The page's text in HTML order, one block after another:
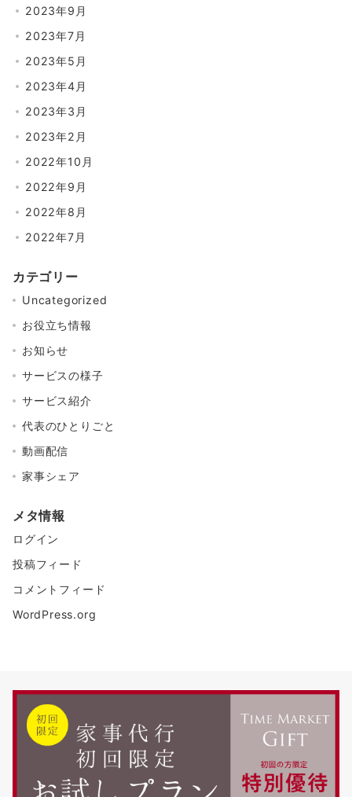
2023年9月
2023年7月
2023年5月
2023年4月
2023年3月
2023年2月
2022年10月
2022年9月
2022年8月
2022年7月
カテゴリー
Uncategorized
お役立ち情報
お知らせ
サービスの様子
サービス紹介
代表のひとりごと
動画配信
家事シェア
メタ情報
ログイン
投稿フィード
コメントフィード
WordPress.org